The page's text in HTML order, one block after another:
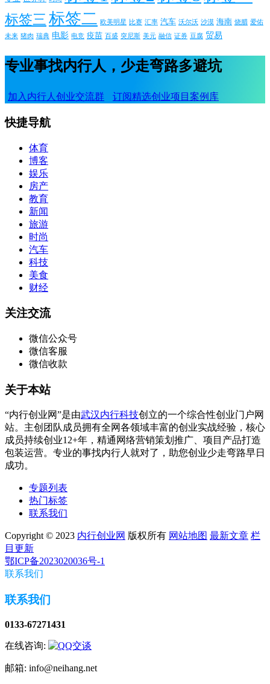
标签三 标签二 欧美明星 比赛 汇率 汽车 沃尔沃 沙漠 海南 烧腊 爱佑
未来 猪肉 瑞典 电影 电竞 疫苗 百盛 突尼斯 美元 融信 证券 豆腐 贸易
专业事找内行人，少走弯路多避坑
加入内行人创业交流群 订阅精选创业项目案例库
快捷导航
体育
博客
娱乐
房产
教育
新闻
旅游
时尚
汽车
科技
美食
财经
关注交流
微信公众号
微信客服
微信收款
关于本站
“内行创业网”是由武汉内行科技创立的一个综合性创业门户网
站。主创团队成员拥有全网各领域丰富的创业实战经验，核心
成员持续创业12+年，精通网络营销策划推广、项目产品打造
包装运营。专业的事找内行人就对了，助您创业少走弯路早日
成功。
专题列表
热门标签
联系我们
Copyright © 2023 内行创业网 版权所有 网站地图 最新文章 栏
目更新
鄂ICP备2023020036号-1
联系我们
联系我们
0133-67271431
在线咨询:
邮箱: info@neihang.net